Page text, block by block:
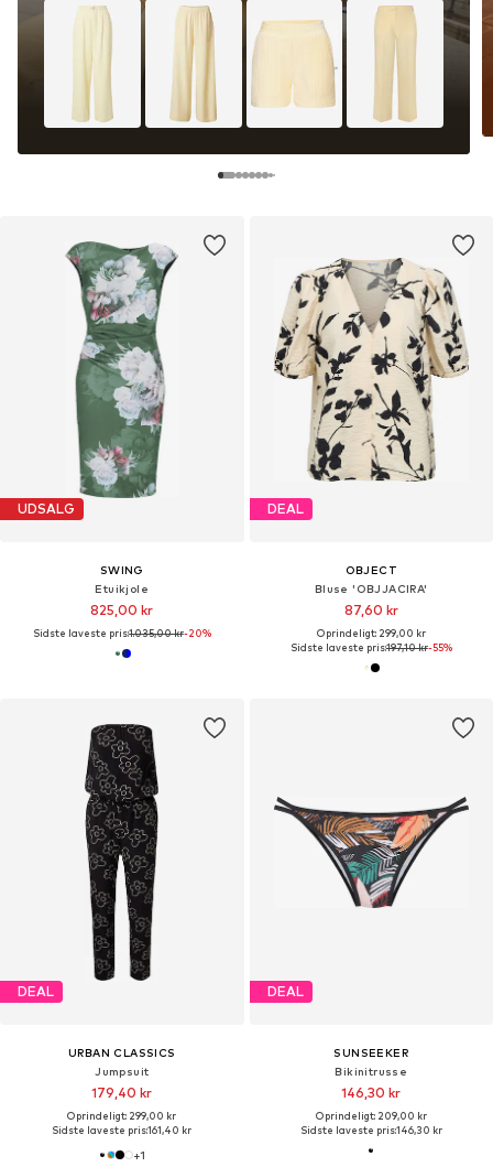
UDSALG
SWING
Etuikjole
825,00 kr
Sidste laveste pris:1.035,00 kr-20%
DEAL
OBJECT
Bluse 'OBJJACIRA'
87,60 kr
Oprindeligt: 299,00 kr
Sidste laveste pris:197,10 kr-55%
DEAL
URBAN CLASSICS
Jumpsuit
179,40 kr
Oprindeligt: 299,00 kr
Sidste laveste pris:161,40 kr
+1
DEAL
SUNSEEKER
Bikinitrusse
146,30 kr
Oprindeligt: 209,00 kr
Sidste laveste pris:146,30 kr